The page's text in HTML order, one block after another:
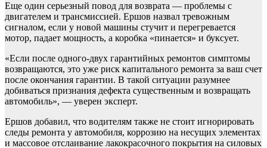
Еще один серьезный повод для возврата — проблемы с
двигателем и трансмиссией. Ершов назвал тревожным
сигналом, если у новой машины стучит и перегревается
мотор, падает мощность, а коробка «пинается» и буксует.
«Если после одного‑двух гарантийных ремонтов симптомы
возвращаются, это уже риск капитального ремонта за ваш счет
после окончания гарантии. В такой ситуации разумнее
добиваться признания дефекта существенным и возвращать
автомобиль», — уверен эксперт.
Ершов добавил, что водителям также не стоит игнорировать
следы ремонта у автомобиля, коррозию на несущих элементах
и массовое отслаивание лакокрасочного покрытия на силовых